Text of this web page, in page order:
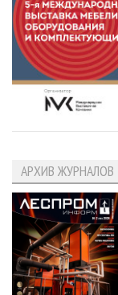
АРХИВ ЖУРНАЛОВ